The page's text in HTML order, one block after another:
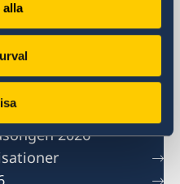
alla
söker en
för politiska frågor
till vårt
under
2026